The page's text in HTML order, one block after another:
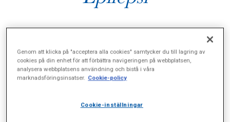
Genom att klicka på "acceptera alla cookies" samtycker du till lagring av
cookies på din enhet för att förbättra navigeringen på webbplatsen,
analysera webbplatsens användning och bistå i våra
marknadsföringsinsatser. Cookie-policy
Cookie-inställningar